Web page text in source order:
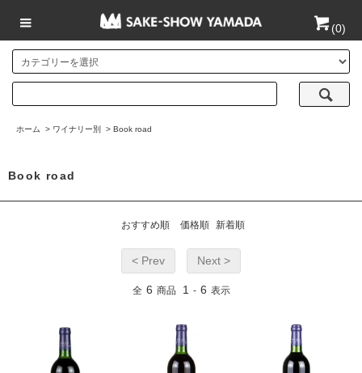
(0)
ホーム > ワイナリー別 > Book road
Book road
おすすめ順 価格順 新着順
< Prev Next >
全 6 商品 1 - 6 表示